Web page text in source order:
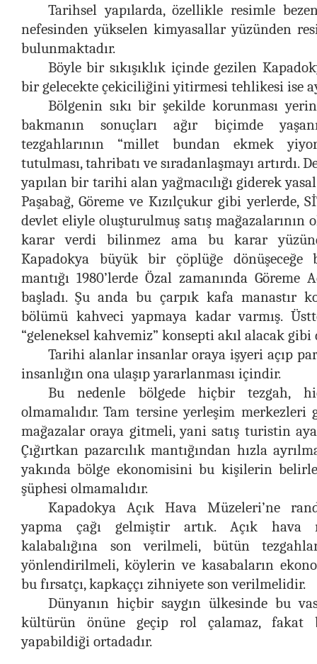
Tarihsel yapılarda, özellikle resimle
nefesinden yükselen kimyasallar yüzünden
bulunmaktadır.
Böyle bir sıkışıklık içinde gezilen
bir gelecekte çekiciliğini yitirmesi tehlikesi ise
Bölgenin sıkı bir şekilde korunması
bakmanın sonuçları ağır biçimde
tezgahlarının “millet bundan ekmek
tutulması, tahribatı ve sıradanlaşmayı artırdı.
yapılan bir tarihi alan yağmacılığı giderek
Paşabağ, Göreme ve Kızılçukur gibi yerlerde,
devlet eliyle oluşturulmuş satış mağazalarının
karar verdi bilinmez ama bu karar
Kapadokya büyük bir çöplüğe dönüşeceğe
mantığı 1980’lerde Özal zamanında Göreme
başladı. Şu anda bu çarpık kafa manastır
bölümü kahveci yapmaya kadar varmış.
“geleneksel kahvemiz” konsepti akıl alacak gibi
Tarihi alanlar insanlar oraya işyeri açıp
insanlığın ona ulaşıp yararlanması içindir.
Bu nedenle bölgede hiçbir tezgah,
olmamalıdır. Tam tersine yerleşim
mağazalar oraya gitmeli, yani satış turistin
Çığırtkan pazarcılık mantığından hızla
yakında bölge ekonomisini bu kişilerin
şüphesi olmamalıdır.
Kapadokya Açık Hava Müzeleri’ne
yapma çağı gelmiştir artık. Açık hava
kalabalığına son verilmeli, bütün
yönlendirilmeli, köylerin ve kasabaların
bu fırsatçı, kapkaççı zihniyete son verilmelidir.
Dünyanın hiçbir saygın ülkesinde bu
kültürün önüne geçip rol çalamaz, fakat
yapabildiği ortadadır.